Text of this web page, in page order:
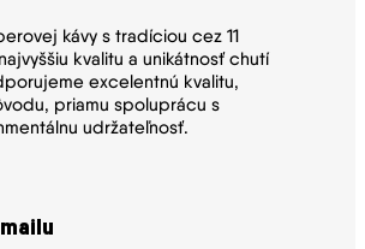
kávy s tradíciou cez 11
kvalitu a unikátnosť chutí
excelentnú kvalitu,
priamu spoluprácu s
udržateľnosť.